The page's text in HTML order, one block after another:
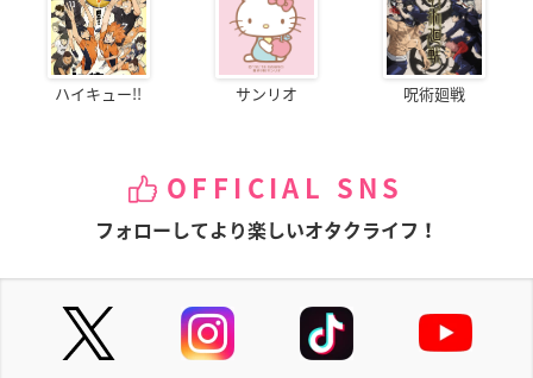
ハイキュー!! サンリオ 呪術廻戦
OFFICIAL SNS
フォローしてより楽しいオタクライフ！